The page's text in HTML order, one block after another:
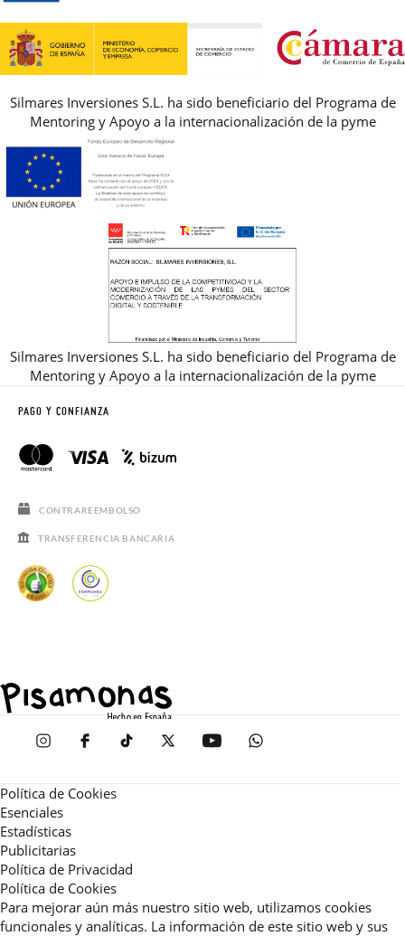
REBAJAS
Silmares Inversiones S.L. ha sido beneficiario del Programa de
Mentoring y Apoyo a la internacionalización de la pyme
Silmares Inversiones S.L. ha sido beneficiario del Programa de
Mentoring y Apoyo a la internacionalización de la pyme
PAGO Y CONFIANZA
CONTRAREEMBOLSO
TRANSFERENCIA BANCARIA
Política de Cookies
Esenciales
Estadísticas
Publicitarias
Política de Privacidad
Política de Cookies
Para mejorar aún más nuestro sitio web, utilizamos cookies
funcionales y analíticas. La información de este sitio web y sus